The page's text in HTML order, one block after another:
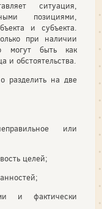
ситуация,
позициями,
и субъекта.
при наличии
могут быть как
и обстоятельства.
разделить на две
или
целей;
и фактически